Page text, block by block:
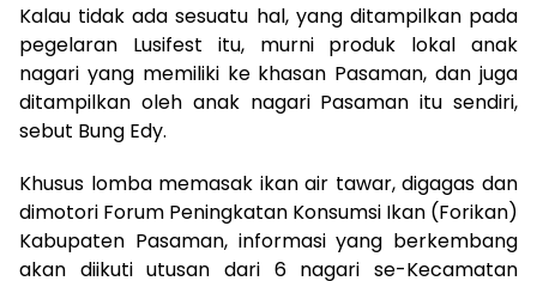
Kalau tidak ada sesuatu hal, yang ditampilkan pada
pegelaran Lusifest itu, murni produk lokal anak
nagari yang memiliki ke khasan Pasaman, dan juga
ditampilkan oleh anak nagari Pasaman itu sendiri,
sebut Bung Edy.
Khusus lomba memasak ikan air tawar, digagas dan
dimotori Forum Peningkatan Konsumsi Ikan (Forikan)
Kabupaten Pasaman, informasi yang berkembang
akan diikuti utusan dari 6 nagari se-Kecamatan